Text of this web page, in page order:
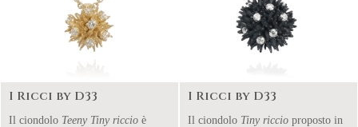
I Ricci by D33
Il ciondolo Teeny Tiny riccio è
I Ricci by D33
Il ciondolo Tiny riccio proposto in